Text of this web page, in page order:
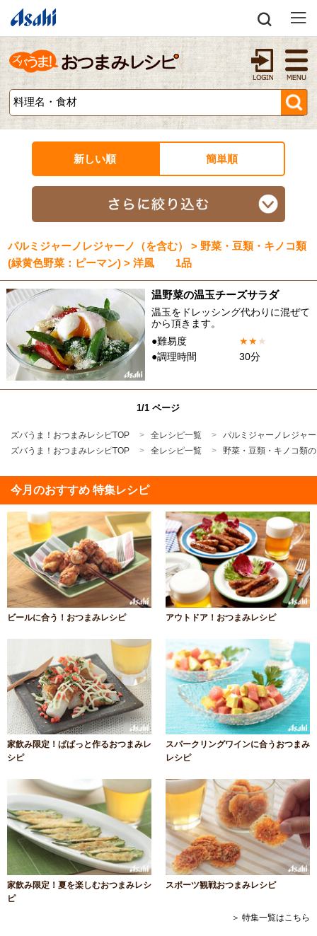
新しい順 簡単順
パルミジャーノレジャーノ（を含む） > 野菜・豆類・キノコ類
(緑黄色野菜：ピーマン) > 洋風 1品
温野菜の温玉チーズサラダ
温玉をドレッシング代わりに混ぜて
から頂きます。
●難易度
★★★
●調理時間
30分
1/1 ページ
ズバうま！おつまみレシピTOP 全レシピ一覧
パルミジャーノレジャ
ズバうま！おつまみレシピTOP
全レシピ一覧 野菜・豆類・キノコ類
今月のおすすめ 特集レシピ
ビールに合う！おつまみレシピ アウトドア！おつまみレシピ
家飲み限定！ぱぱっと作るおつまみレ
シピ
スパークリングワインに合うおつまみ
レシピ
家飲み限定！夏を楽しむおつまみレシ
ピ
スポーツ観戦おつまみレシピ
＞ 特集一覧はこちら